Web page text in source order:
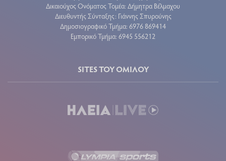
Δικαιούχος Ονόματος Τομέα: Δήμητρα Βέλμαχου
Διευθυντής Σύνταξης: Γιάννης Σπυρούνης
Δημοσιογραφικό Τμήμα: 6976 869414
Εμπορικό Τμήμα: 6945 556212
SITES ΤΟΥ ΟΜΙΛΟΥ